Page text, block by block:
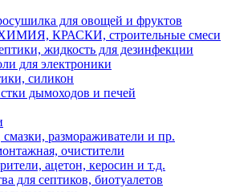
для овощей и фруктов
КРАСКИ, строительные смеси
жидкость для дезинфекции
для электроники
силикон
дымоходов и печей
размораживатели и пр.
очистители
ацетон, керосин и т.д.
для септиков, биотуалетов